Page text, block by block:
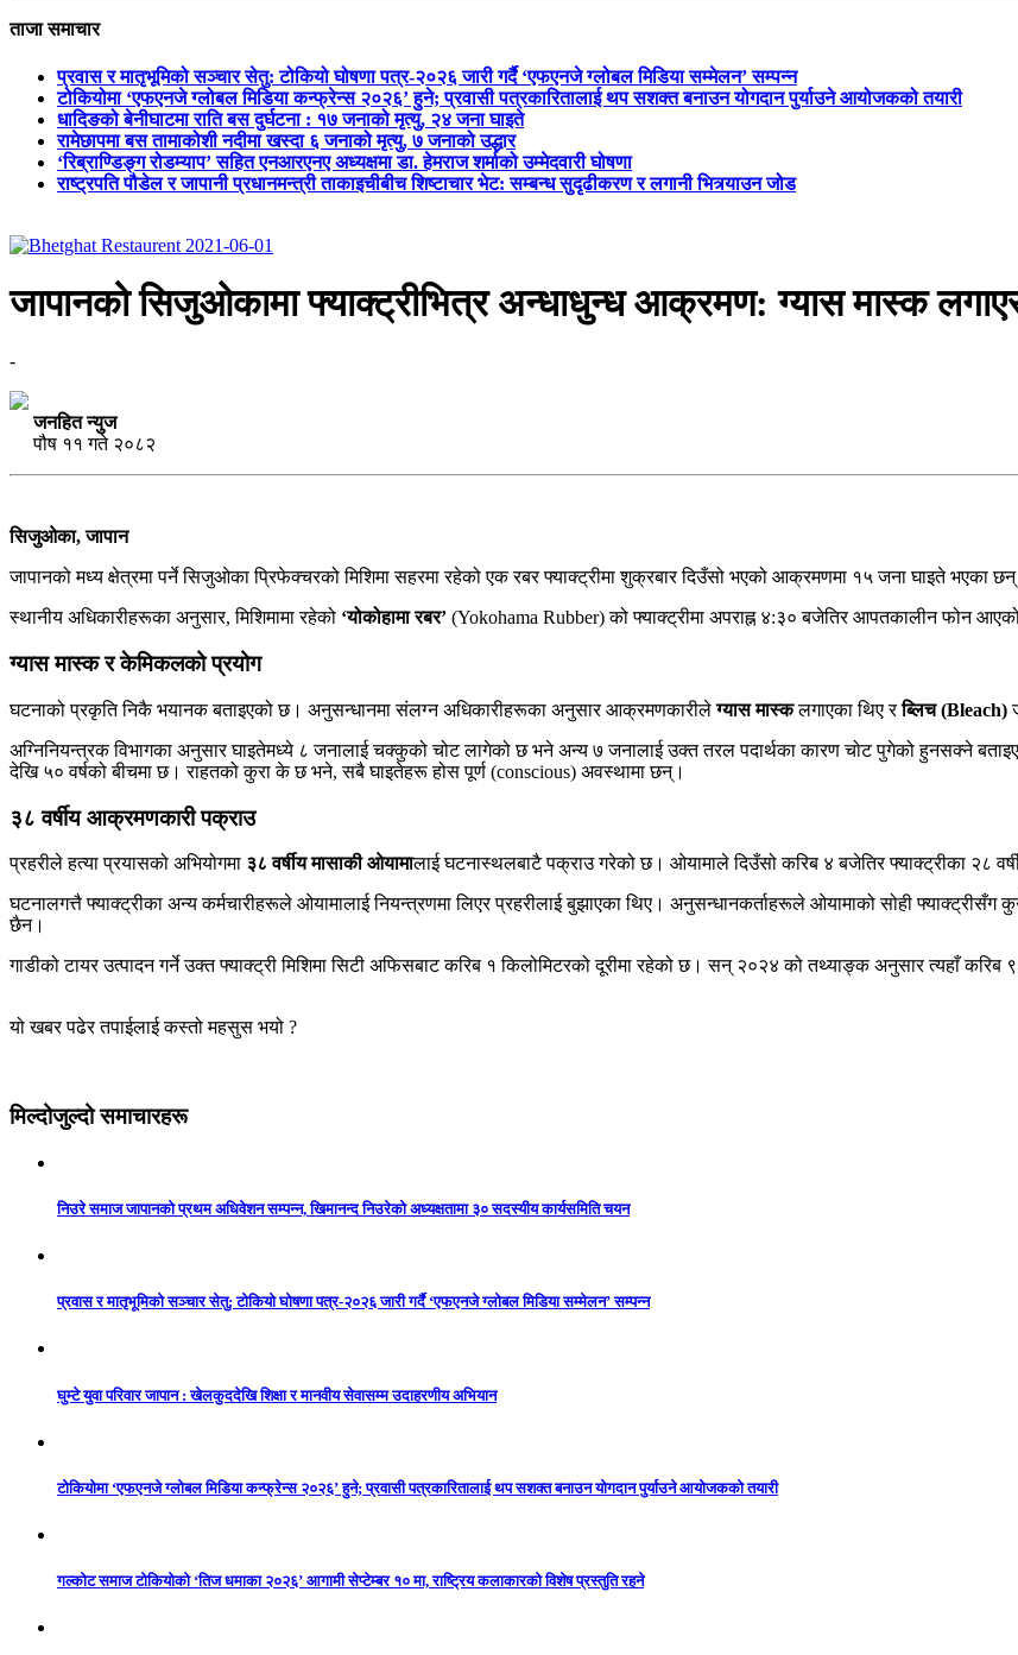
ताजा समाचार
प्रवास र मातृभूमिको सञ्चार सेतु: टोकियो घोषणा पत्र-२०२६ जारी गर्दै ‘एफएनजे ग्लोबल मिडिया सम्मेलन’ सम्पन्न
टोकियोमा ‘एफएनजे ग्लोबल मिडिया कन्फ्रेन्स २०२६’ हुने; प्रवासी पत्रकारितालाई थप सशक्त बनाउन योगदान पुर्याउने आयोजकको तयारी
धादिङको बेनीघाटमा राति बस दुर्घटना : १७ जनाको मृत्यु, २४ जना घाइते
रामेछापमा बस तामाकोशी नदीमा खस्दा ६ जनाको मृत्यु, ७ जनाको उद्धार
‘रिब्राण्डिङ्ग रोडम्याप’ सहित एनआरएनए अध्यक्षमा डा. हेमराज शर्माको उम्मेदवारी घोषणा
राष्ट्रपति पौडेल र जापानी प्रधानमन्त्री ताकाइचीबीच शिष्टाचार भेट: सम्बन्ध सुदृढीकरण र लगानी भित्र्याउन जोड
जापानको सिजुओकामा फ्याक्ट्रीभित्र अन्धाधुन्ध आक्रमण: ग्यास मास्क
-
जनहित न्युज
पौष ११ गते २०८२
सिजुओका, जापान
जापानको मध्य क्षेत्रमा पर्ने सिजुओका प्रिफेक्चरको मिशिमा सहरमा रहेको एक रबर फ्याक्ट्रीमा शुक्रबार दिउँसो भएको आक्रमणमा १५ जना घाइते भएका
स्थानीय अधिकारीहरूका अनुसार, मिशिमामा रहेको ‘योकोहामा रबर’ (Yokohama Rubber) को फ्याक्ट्रीमा अपराह्न ४:३० बजेतिर आपतकालीन फोन
ग्यास मास्क र केमिकलको प्रयोग
घटनाको प्रकृति निकै भयानक बताइएको छ। अनुसन्धानमा संलग्न अधिकारीहरूका अनुसार आक्रमणकारीलेग्यास मास्कलगाएका थिए रब्लिच (Bleach)
अग्निनियन्त्रक विभागका अनुसार घाइतेमध्ये ८ जनालाई चक्कुको चोट लागेको छ भने अन्य ७ जनालाई उक्त तरल पदार्थका कारण चोट पुगेको हुनसक्ने
देखि ५० वर्षको बीचमा छ। राहतको कुरा के छ भने, सबै घाइतेहरू होस पूर्ण (conscious) अवस्थामा छन्।
३८ वर्षीय आक्रमणकारी पक्राउ
प्रहरीले हत्या प्रयासको अभियोगमा ३८ वर्षीय मासाकी ओयामालाई घटनास्थलबाटै पक्राउ गरेको छ। ओयामाले दिउँसो करिब ४ बजेतिर फ्याक्ट्रीका २८
घटनालगत्तै फ्याक्ट्रीका अन्य कर्मचारीहरूले ओयामालाई नियन्त्रणमा लिएर प्रहरीलाई बुझाएका थिए। अनुसन्धानकर्ताहरूले ओयामाको सोही
छैन।
गाडीको टायर उत्पादन गर्ने उक्त फ्याक्ट्री मिशिमा सिटी अफिसबाट करिब १ किलोमिटरको दूरीमा रहेको छ। सन् २०२४ को तथ्याङ्क अनुसार त्यहाँ करिब
यो खबर पढेर तपाईलाई कस्तो महसुस भयो ?
मिल्दोजुल्दो समाचारहरू
निउरे समाज जापानको प्रथम अधिवेशन सम्पन्न, खिमानन्द निउरेको अध्यक्षतामा ३० सदस्यीय कार्यसमिति चयन
प्रवास र मातृभूमिको सञ्चार सेतु: टोकियो घोषणा पत्र-२०२६ जारी गर्दै ‘एफएनजे ग्लोबल मिडिया सम्मेलन’ सम्पन्न
घुम्टे युवा परिवार जापान : खेलकुददेखि शिक्षा र मानवीय सेवासम्म उदाहरणीय अभियान
टोकियोमा ‘एफएनजे ग्लोबल मिडिया कन्फ्रेन्स २०२६’ हुने; प्रवासी पत्रकारितालाई थप सशक्त बनाउन योगदान पुर्याउने आयोजकको तयारी
गल्कोट समाज टोकियोको ‘तिज धमाका २०२६’ आगामी सेप्टेम्बर १० मा, राष्ट्रिय कलाकारको विशेष प्रस्तुति रहने